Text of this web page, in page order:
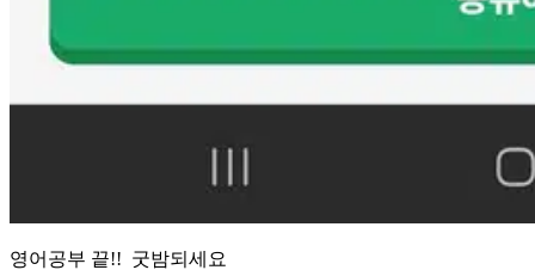
영어공부 끝!! 굿밤되세요